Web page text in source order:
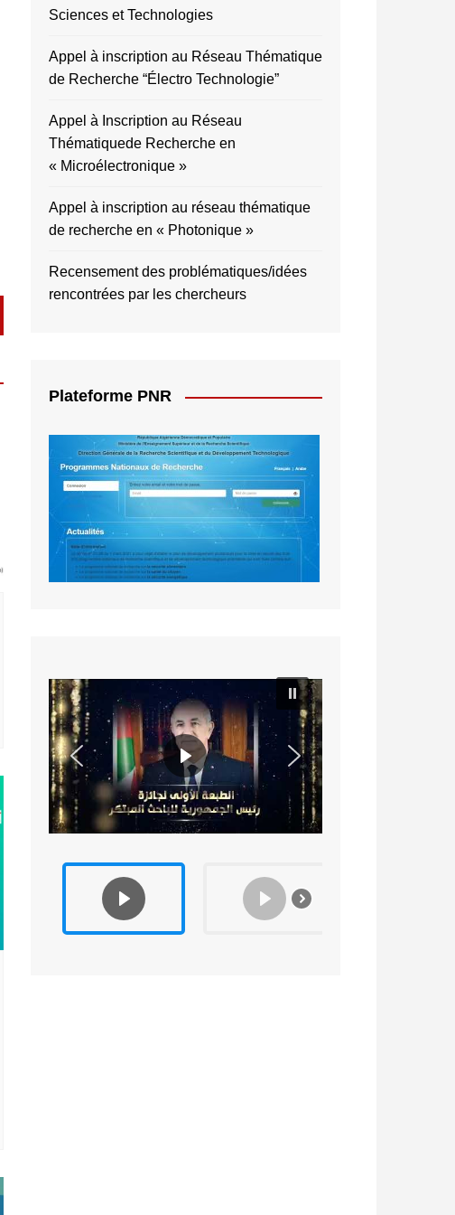
Sciences et Technologies
Appel à inscription au Réseau Thématique
de Recherche “Électro Technologie”
Appel à Inscription au Réseau
Thématiquede Recherche en
« Microélectronique »
Appel à inscription au réseau thématique
de recherche en « Photonique »
Recensement des problématiques/idées
rencontrées par les chercheurs
Plateforme PNR